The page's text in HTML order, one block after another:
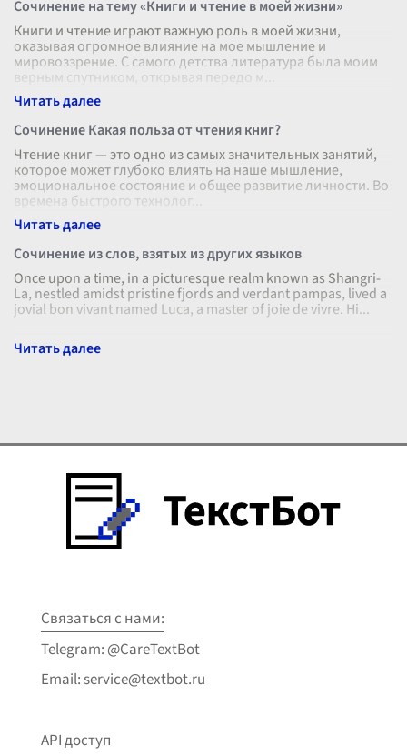
Сочинение на тему «Книги и чтение в моей жизни»
Книги и чтение играют важную роль в моей жизни,
оказывая огромное влияние на мое мышление и
мировоззрение. С самого детства литература была моим
верным спутником, открывая передо м
Сочинение Какая польза от чтения книг?
Чтение книг — это одно из самых значительных занятий,
которое может глубоко влиять на наше мышление,
эмоциональное состояние и общее развитие личности. Во
времена быстрого технолог...
Сочинение из слов, взятых из других языков
Once upon a time, in a picturesque realm known as Shangri-
La, nestled amidst pristine fjords and verdant pampas, lived a
jovial bon vivant named Luca, a master of joie de vivre. Hi...
Связаться с нами:
Telegram: @CareTextBot
Email: service@textbot.ru
API доступ